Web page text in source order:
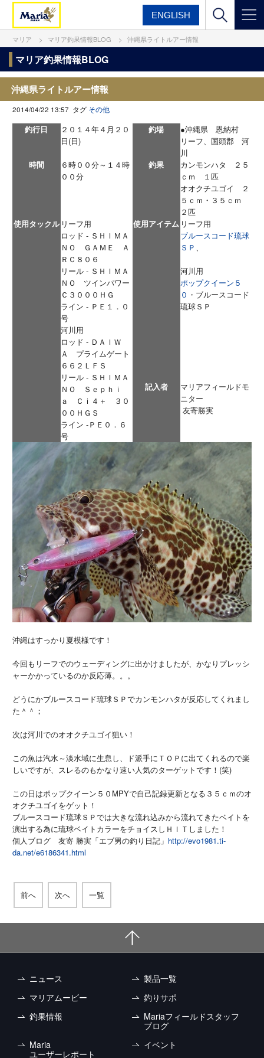
ENGLISH
マリア マリア釣果情報BLOG 沖縄県ライトルアー情報
マリア釣果情報BLOG
沖縄県ライトルアー情報
2014/04/22 13:57 タグ その他
釣行日
２０１４年４月２０
日(日)
釣場
●沖縄県 恩納村
リーフ、国頭郡 河
川
時間
６時００分～１４時
００分
釣果
カンモンハタ ２５
ｃｍ １匹
オオクチユゴイ ２
５ｃｍ・３５ｃｍ
２匹
使用タックル リーフ用
ロッド - ＳＨＩＭＡ
ＮＯ ＧＡＭＥ Ａ
ＲＣ８０６
リール - ＳＨＩＭＡ
ＮＯ ツインパワー
Ｃ３０００ＨＧ
ライン - ＰＥ１．０
号
河川用
ロッド - ＤＡＩＷ
Ａ プライムゲート
６６２ＬＦＳ
リール - ＳＨＩＭＡ
ＮＯ Ｓｅｐｈｉ
ａ Ｃｉ４＋ ３０
００ＨＧＳ
ライン -ＰＥ０．６
号
使用アイテム リーフ用
ブルースコード琉球
ＳＰ 、
河川用
ポップクイーン５
０ ・ブルースコード
琉球ＳＰ
記入者
マリアフィールドモ
ニター
友寄勝実
沖縄はすっかり夏模様です！
今回もリーフでのウェーディングに出かけましたが、かなりプレッシ
ャーかかっているのか反応薄。。。
どうにかブルースコード琉球ＳＰでカンモンハタが反応してくれまし
た＾＾；
次は河川でのオオクチユゴイ狙い！
この魚は汽水～淡水域に生息し、ド派手にＴＯＰに出てくれるので楽
しいですが、スレるのもかなり速い人気のターゲットです！(笑)
この日はポップクイーン５０MPYで自己記録更新となる３５ｃｍのオ
オクチユゴイをゲット！
ブルースコード琉球ＳＰでは大きな流れ込みから流れてきたベイトを
演出する為に琉球ベイトカラーをチョイスしＨＩＴしました！
個人ブログ 友寄 勝実「エブ男の釣り日記」 http://evo1981.ti-
da.net/e6186341.html
前へ 次へ 一覧
ニュース
製品一覧
マリアムービー
釣りサポ
釣果情報
Mariaフィールドスタッフ
ブログ
Maria
ユーザーレポート
イベント